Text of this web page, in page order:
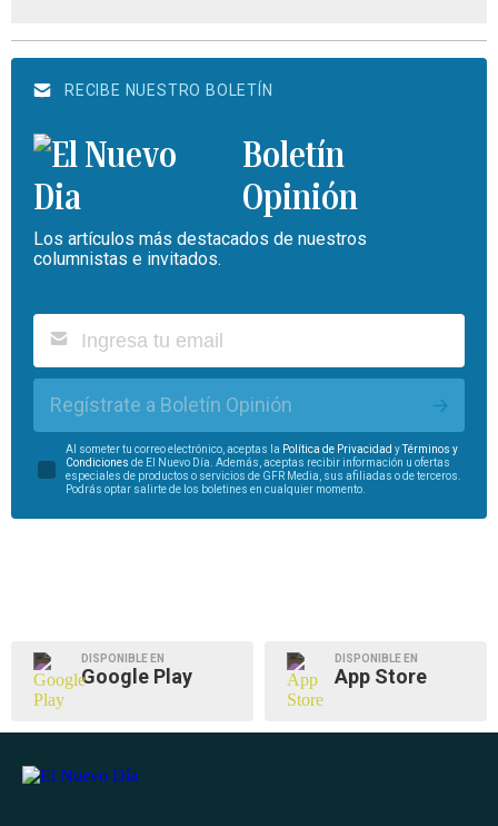
RECIBE NUESTRO BOLETÍN
Boletín
Opinión
Los artículos más destacados de nuestros
columnistas e invitados.
Regístrate a Boletín Opinión
Al someter tu correo electrónico, aceptas la Política de Privacidad yTérminos y
Condiciones de El Nuevo Día. Además, aceptas recibir información u ofertas
especiales de productos o servicios de GFR Media, sus afiliadas o de terceros.
Podrás optar salirte de los boletines en cualquier momento.
DISPONIBLE EN
Google Play
DISPONIBLE EN
App Store